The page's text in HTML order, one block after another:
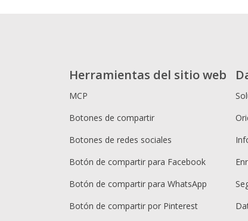
Herramientas del sitio web
MCP
Botones de compartir
Botones de redes sociales
Botón de compartir para Facebook
Botón de compartir para WhatsApp
Botón de compartir por Pinterest